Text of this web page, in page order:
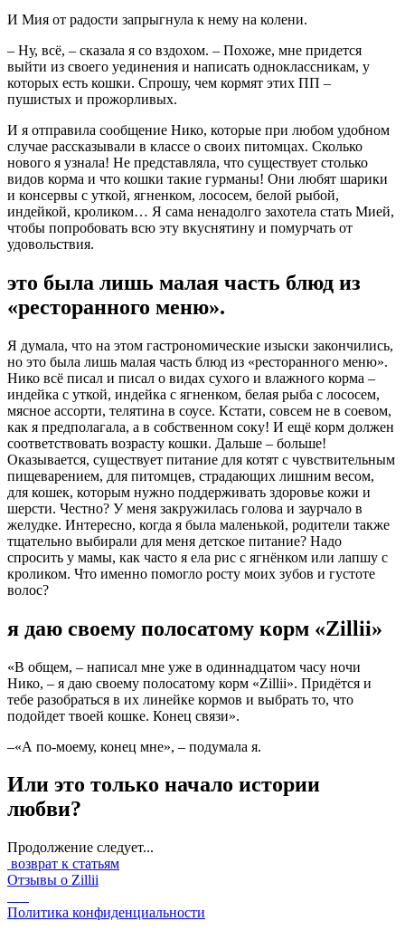
И Мия от радости запрыгнула к нему на колени.
– Ну, всё, – сказала я со вздохом. – Похоже, мне придется
выйти из своего уединения и написать одноклассникам, у
которых есть кошки. Спрошу, чем кормят этих ПП –
пушистых и прожорливых.
И я отправила сообщение Нико, которые при любом удобном
случае рассказывали в классе о своих питомцах. Сколько
нового я узнала! Не представляла, что существует столько
видов корма и что кошки такие гурманы! Они любят шарики
и консервы с уткой, ягненком, лососем, белой рыбой,
индейкой, кроликом… Я сама ненадолго захотела стать Мией,
чтобы попробовать всю эту вкуснятину и помурчать от
удовольствия.
это была лишь малая часть блюд из
«ресторанного меню».
Я думала, что на этом гастрономические изыски закончились,
но это была лишь малая часть блюд из «ресторанного меню».
Нико всё писал и писал о видах сухого и влажного корма –
индейка с уткой, индейка с ягненком, белая рыба с лососем,
мясное ассорти, телятина в соусе. Кстати, совсем не в соевом,
как я предполагала, а в собственном соку! И ещё корм должен
соответствовать возрасту кошки. Дальше – больше!
Оказывается, существует питание для котят с чувствительным
пищеварением, для питомцев, страдающих лишним весом,
для кошек, которым нужно поддерживать здоровье кожи и
шерсти. Честно? У меня закружилась голова и заурчало в
желудке. Интересно, когда я была маленькой, родители также
тщательно выбирали для меня детское питание? Надо
спросить у мамы, как часто я ела рис с ягнёнком или лапшу с
кроликом. Что именно помогло росту моих зубов и густоте
волос?
я даю своему полосатому корм «Zillii»
«В общем, – написал мне уже в одиннадцатом часу ночи
Нико, – я даю своему полосатому корм «Zillii». Придётся и
тебе разобраться в их линейке кормов и выбрать то, что
подойдет твоей кошке. Конец связи».
–«А по-моему, конец мне», ­– подумала я.
Или это только начало истории
любви?
Продолжение следует...
возврат к статьям
Отзывы о Zillii
Политика конфиденциальности